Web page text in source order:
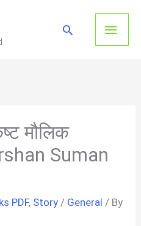
Main
Search
मौलिक
Suman
PDF, Story / General / By